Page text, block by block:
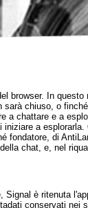
browser. In questo
chiuso, o
a chattare e a
a esplorarla.
fondatore, di
chat, e, nel
Signal è ritenuta
conservati nei